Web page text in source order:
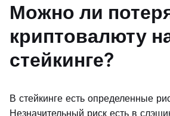
Можно ли
криптовалюту
стейкинге?
В стейкинге есть определенные
Незначительный риск есть в